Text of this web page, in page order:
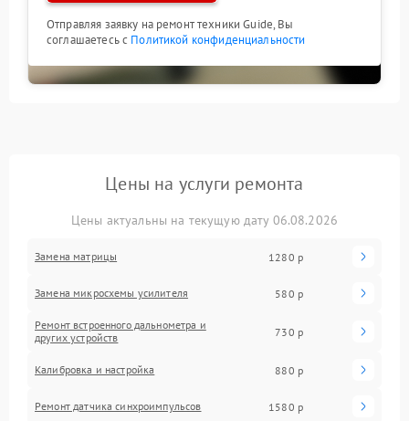
Отправляя заявку на ремонт техники Guide, Вы
соглашаетесь с Политикой конфиденциальности
Цены на услуги ремонта
Цены актуальны на текущую дату 06.08.2026
Замена матрицы 1280 р
Замена микросхемы усилителя 580 р
Ремонт встроенного дальнометра и
других устройств
730 р
Калибровка и настройка 880 р
Ремонт датчика синхроимпульсов 1580 р